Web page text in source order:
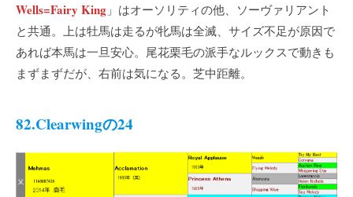
Wells=Fairy King 」はオーソリティの他、ソーヴァリアント
と共通。上は牡馬は走るが牝馬は全滅、サイズ不足が原因で
あれば本馬は一旦安心。尾花栗毛の派手なルックスで動きも
まずまずだが、右前は気になる。芝中距離。
82.Clearwingの24